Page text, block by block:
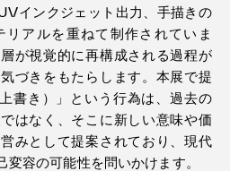
インクジェット出力、手描きの
アルを重ねて制作されていま
が視覚的に再構成される過程が
づきをもたらします。本展で提
書き）」という行為は、過去の
はなく、そこに新しい意味や価
みとして提案されており、現代
容の可能性を問いかけます。